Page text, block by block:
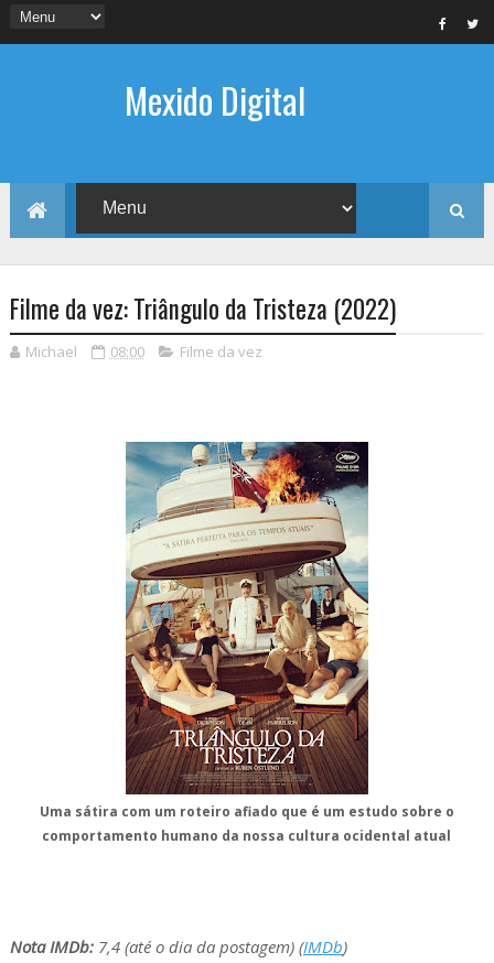
Mexido Digital
Filme da vez: Triângulo da Tristeza (2022)
Michael 08:00 Filme da vez
Uma sátira com um roteiro afiado que é um estudo sobre o
comportamento humano da nossa cultura ocidental atual
Nota IMDb:7,4 (até o dia da postagem) (IMDb)